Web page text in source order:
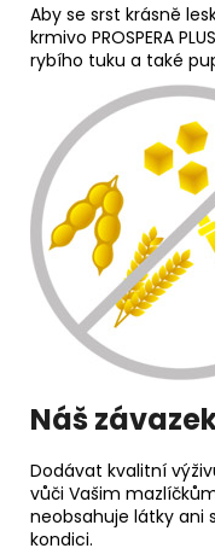
Aby se srst krásně
krmivo PROSPERA
rybího tuku a také
Náš
Dodávat kvalitní
vůči Vašim mazlíčkům.
neobsahuje látky ani
kondici.